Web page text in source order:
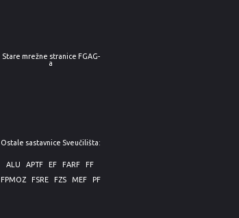
Stare mrežne stranice FGAG-
a
Ostale sastavnice Sveučilišta:
ALU APTF EF FARF
FF
FPMOZ
FSRE FZS MEF PF